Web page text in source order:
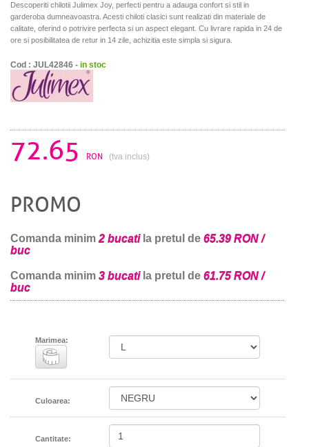
Descoperiti chilotii Julimex Joy, perfecti pentru a adauga confort si stil in
garderoba dumneavoastra. Acesti chiloti clasici sunt realizati din materiale de
calitate, oferind o potrivire perfecta si un aspect elegant. Cu livrare rapida in 24 de
ore si posibilitatea de retur in 14 zile, achizitia este simpla si sigura.
Cod : JUL42846 - in stoc
72.65 RON (tva inclus)
PROMO
Comanda minim 2 bucatila pretul de 65.39 RON /
buc
Comanda minim 3 bucatila pretul de 61.75 RON /
buc
Marimea:
Culoarea:
Cantitate: